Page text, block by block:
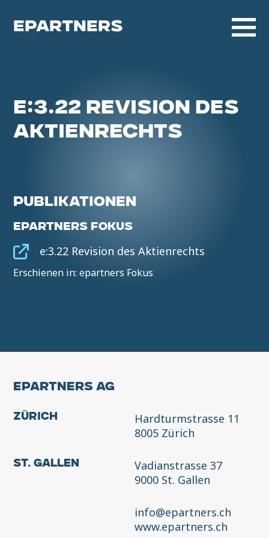
EPARTNERS
E:3.22 REVISION DES
AKTIENRECHTS
PUBLIKATIONEN
EPARTNERS FOKUS
e:3.22 Revision des Aktienrechts
Erschienen in: epartners Fokus
EPARTNERS AG
Zürich
Hardturmstrasse 11
8005 Zürich
St. Gallen
Vadianstrasse 37
9000 St. Gallen
info@epartners.ch
www.epartners.ch